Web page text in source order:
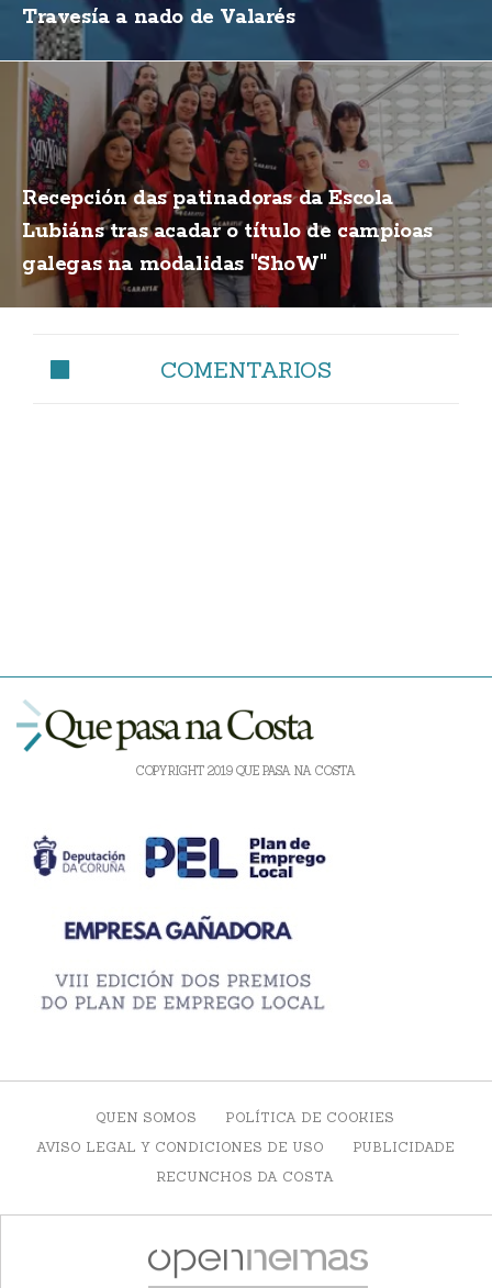
Travesía a nado de Valarés
Recepción das patinadoras da Escola
Lubiáns tras acadar o título de campioas
galegas na modalidas "ShoW"
COMENTARIOS
COPYRIGHT 2019 QUE PASA NA COSTA
QUEN SOMOS
POLÍTICA DE COOKIES
AVISO LEGAL Y CONDICIONES DE USO
PUBLICIDADE
RECUNCHOS DA COSTA